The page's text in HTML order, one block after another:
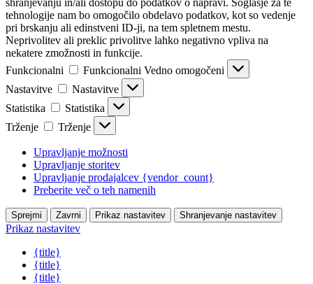
shranjevanju in/ali dostopu do podatkov o napravi. Soglasje za te
tehnologije nam bo omogočilo obdelavo podatkov, kot so vedenje
pri brskanju ali edinstveni ID-ji, na tem spletnem mestu.
Neprivolitev ali preklic privolitve lahko negativno vpliva na
nekatere zmožnosti in funkcije.
Funkcionalni
Funkcionalni Vedno omogočeni
Nastavitve
Nastavitve
Statistika
Statistika
Trženje
Trženje
Upravljanje možnosti
Upravljanje storitev
Upravljanje prodajalcev {vendor_count}
Preberite več o teh namenih
Sprejmi Zavrni Prikaz nastavitev Shranjevanje nastavitev
Prikaz nastavitev
{title}
{title}
{title}